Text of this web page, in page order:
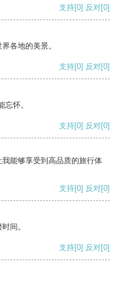
支持[0] 反对[0]
各地的美景。
支持[0] 反对[0]
怀。
支持[0] 反对[0]
能够享受到高品质的旅行体
支持[0] 反对[0]
间。
支持[0] 反对[0]